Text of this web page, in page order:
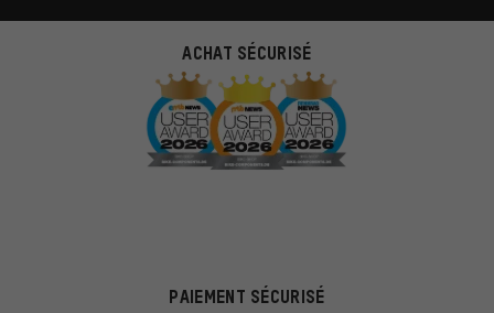
ACHAT SÉCURISÉ
PAIEMENT SÉCURISÉ